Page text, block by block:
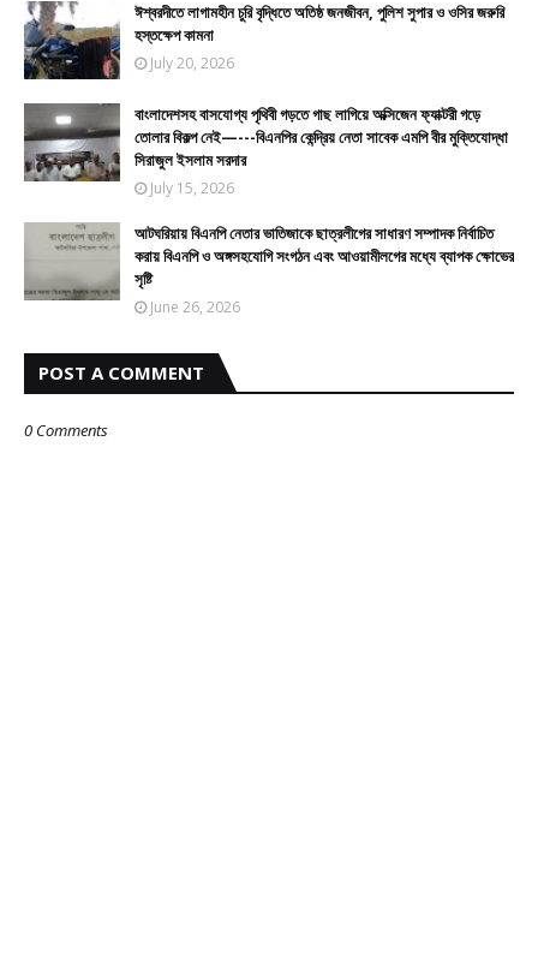
ঈশ্বরদীতে লাগামহীন চুরি বৃদ্ধিতে অতিষ্ঠ জনজীবন, পুলিশ সুপার ও ওসির জরুরি
হস্তক্ষেপ কামনা
July 20, 2026
বাংলাদেশসহ বাসযোগ্য পৃথিবী গড়তে গাছ লাগিয়ে অক্সিজেন ফ্যাক্টরী গড়ে
তোলার বিকল্প নেই—---বিএনপির কেন্দ্রিয় নেতা সাবেক এমপি বীর মুক্তিযোদ্ধা
সিরাজুল ইসলাম সরদার
July 15, 2026
আটঘরিয়ায় বিএনপি নেতার ভাতিজাকে ছাত্রলীগের সাধারণ সম্পাদক নির্বাচিত
করায় বিএনপি ও অঙ্গসহযোগি সংগঠন এবং আওয়ামীলগের মধ্যে ব্যাপক ক্ষোভের
সৃষ্টি
June 26, 2026
POST A COMMENT
0 Comments